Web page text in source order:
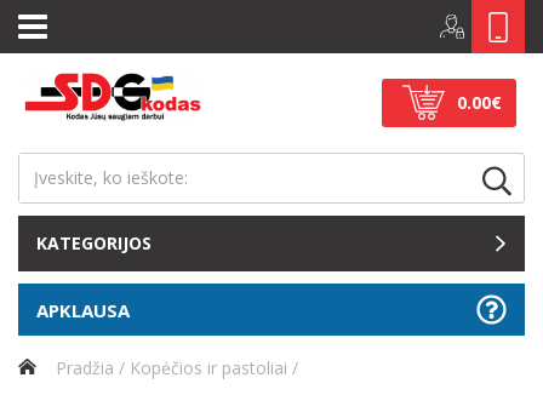
0.00€
KATEGORIJOS
APKLAUSA
Pradžia Kopėčios ir pastoliai